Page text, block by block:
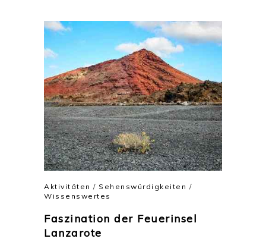
Aktivitäten / Sehenswürdigkeiten /
Wissenswertes
Faszination der Feuerinsel
Lanzarote